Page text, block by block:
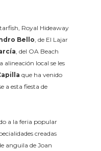
Royal Hideaway
Bello, de El Lajar
, del OA Beach
alineación local se les
que ha venido
a esta fiesta de
a la feria popular
creadas
anguila de Joan